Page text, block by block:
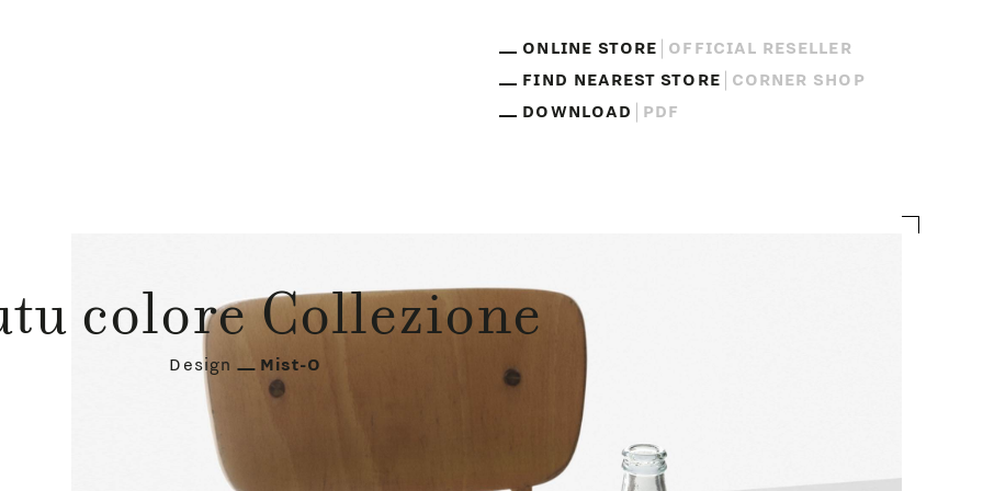
ONLINE STORE
OFFICIAL RESELLER
FIND NEAREST STORE
CORNER SHOP
DOWNLOAD
PDF
colore Collezione
Design Mist-O